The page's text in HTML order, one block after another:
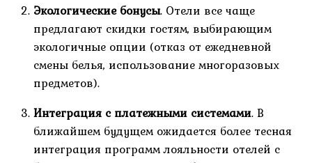
Экологические бонусы. Отели все чаще
предлагают скидки гостям, выбирающим
экологичные опции (отказ от ежедневной
смены белья, использование многоразовых
предметов).
Интеграция с платежными системами. В
ближайшем будущем ожидается более тесная
интеграция программ лояльности отелей с